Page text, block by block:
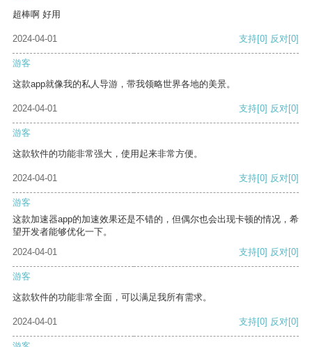
超棒啊 好用
2024-04-01 支持[0] 反对[0]
游客
这款app就像我的私人导游，带我领略世界各地的美景。
2024-04-01 支持[0] 反对[0]
游客
这款软件的功能非常强大，使用起来非常方便。
2024-04-01 支持[0] 反对[0]
游客
这款加速器app的加速效果还是不错的，但偶尔也会出现卡顿的情况，希
望开发者能够优化一下。
2024-04-01
支持[0] 反对[0]
游客
这款软件的功能非常全面，可以满足我所有需求。
2024-04-01 支持[0] 反对[0]